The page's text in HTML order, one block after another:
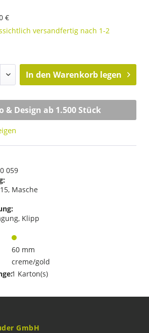
€
versandfertig nach 1-2
In den Warenkorb legen
& Design ab 1.500 Stück
059
Masche
Klipp
60 mm
creme/gold
1 Karton(s)
GmbH